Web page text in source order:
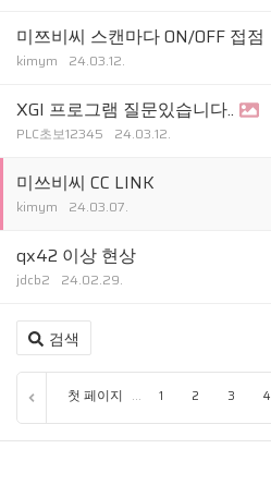
미쯔비씨 스캔마다 ON/OFF 접점
kimym 24.03.12.
XGI 프로그램 질문있습니다..
PLC초보12345 24.03.12.
미쓰비씨 CC LINK
kimym 24.03.07.
qx42 이상 현상
jdcb2 24.02.29.
검색
첫 페이지 ... 1 2 3 4